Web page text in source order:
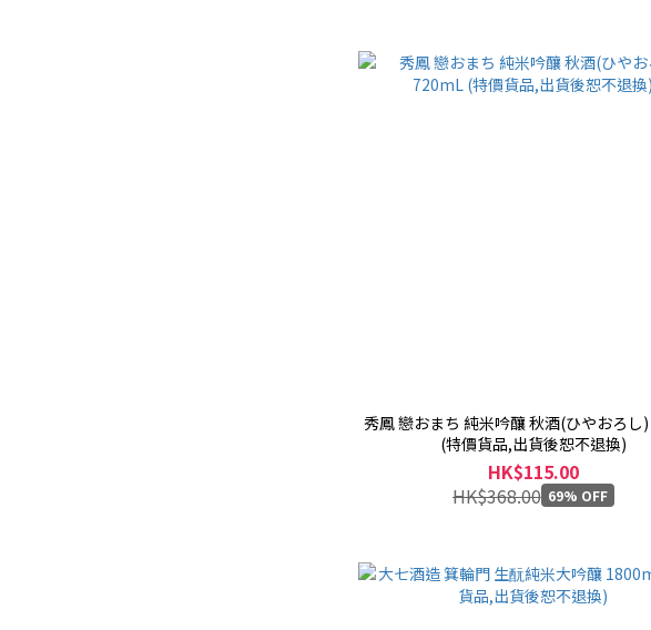
秀鳳 戀おまち 純米吟釀 秋酒(ひやおろし) 720mL
(特價貨品,出貨後恕不退換)
HK$115.00
HK$368.00 69% OFF